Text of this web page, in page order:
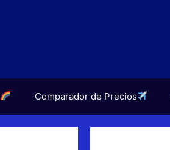
Comparador de Precios